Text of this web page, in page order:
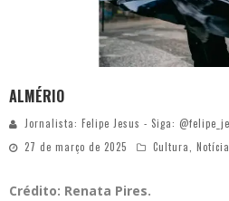
ALMÉRIO
Jornalista: Felipe Jesus - Siga:
27 de março de 2025
Cultura,
Crédito: Renata Pires.